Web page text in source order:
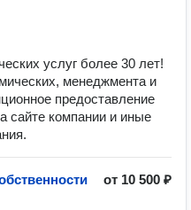
услуг более 30 лет!
менеджмента и
предоставление
сайте компании и иные
от 10 500 ₽